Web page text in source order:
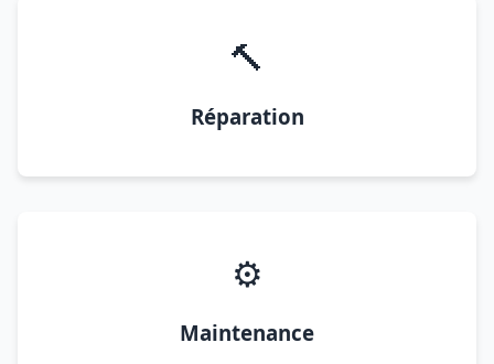
🔨
Réparation
⚙️
Maintenance